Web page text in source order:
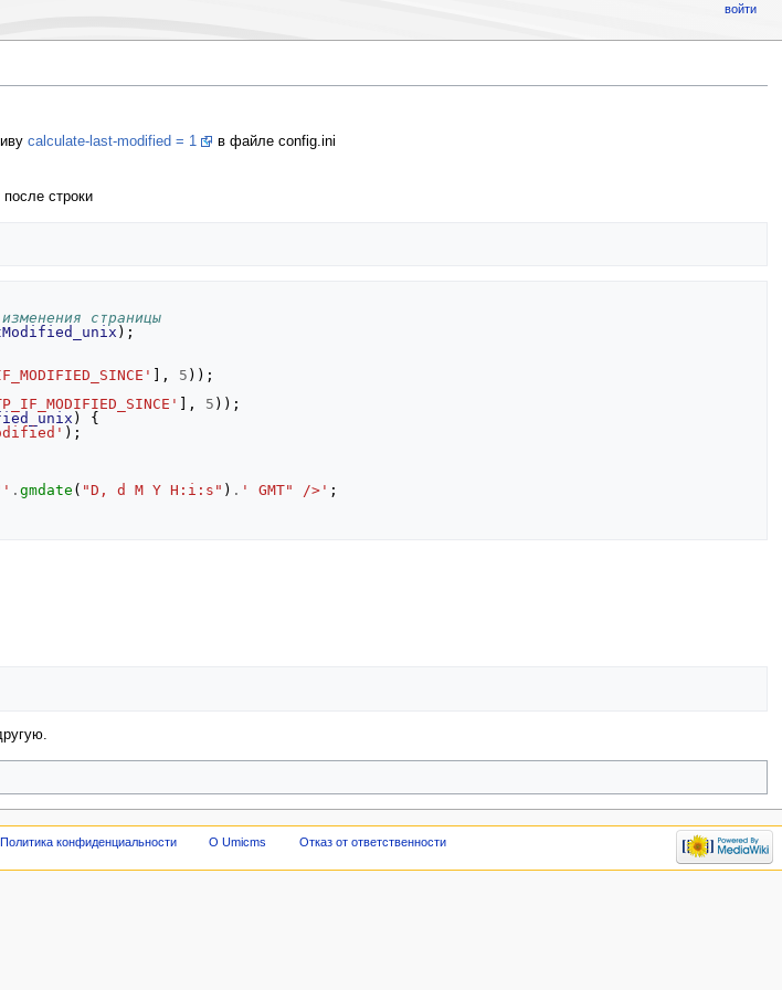
calculate-last-modified = 1
в файле config.ini
строки
страницы
);
], 5 ));
], 5 ));
)
{
);
.gmdate ( "D, d M Y H:i:s" ) . ' GMT" />' ;
войти
Политика конфиденциальности О Umicms Отказ от ответственности